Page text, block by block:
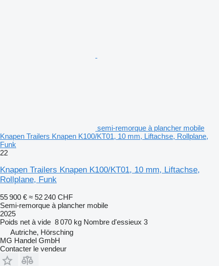
semi-remorque à plancher mobile
Knapen Trailers Knapen K100/KT01, 10 mm, Liftachse, Rollplane,
Funk
22
Knapen Trailers Knapen K100/KT01, 10 mm, Liftachse,
Rollplane, Funk
55 900 € ≈ 52 240 CHF
Semi-remorque à plancher mobile
2025
Poids net à vide 8 070 kg Nombre d'essieux 3
Autriche, Hörsching
MG Handel GmbH
Contacter le vendeur